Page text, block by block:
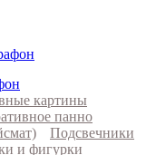
картины
панно
Подсвечники
и фигурки